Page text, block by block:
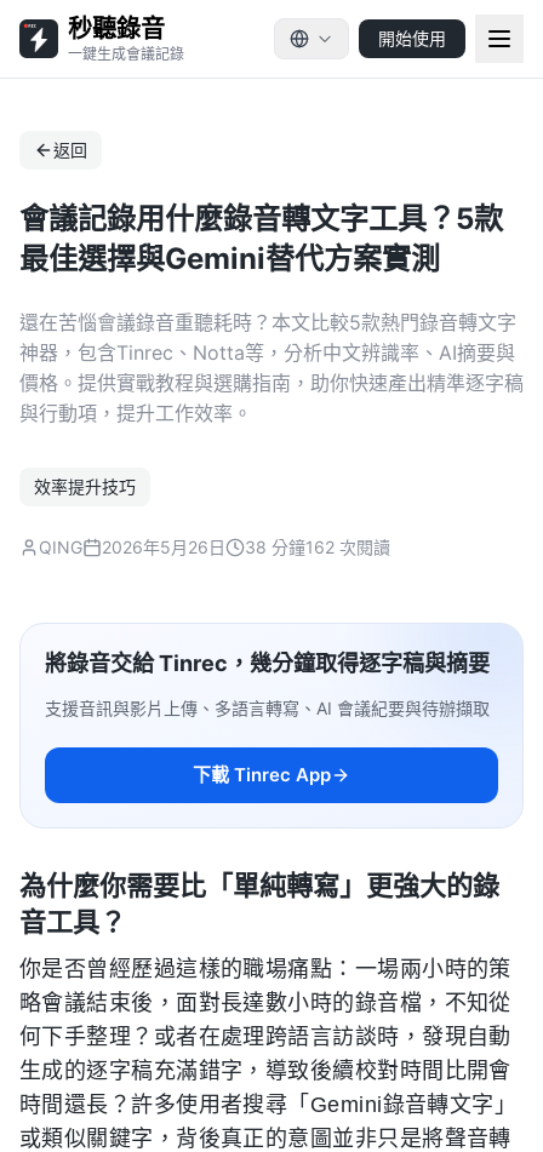
秒聽錄音
一鍵生成會議記錄
開始使用
返回
會議記錄用什麼錄音轉文字工具？5款
最佳選擇與Gemini替代方案實測
還在苦惱會議錄音重聽耗時？本文比較5款熱門錄音轉文字
神器，包含Tinrec、Notta等，分析中文辨識率、AI摘要與
價格。提供實戰教程與選購指南，助你快速產出精準逐字稿
與行動項，提升工作效率。
效率提升技巧
QING 2026年5月26日 38 分鐘162 次閱讀
將錄音交給 Tinrec，幾分鐘取得逐字稿與摘要
支援音訊與影片上傳、多語言轉寫、AI 會議紀要與待辦擷取
下載 Tinrec App
為什麼你需要比「單純轉寫」更強大的錄
音工具？
你是否曾經歷過這樣的職場痛點：一場兩小時的策
略會議結束後，面對長達數小時的錄音檔，不知從
何下手整理？或者在處理跨語言訪談時，發現自動
生成的逐字稿充滿錯字，導致後續校對時間比開會
時間還長？許多使用者搜尋「Gemini錄音轉文字」
或類似關鍵字，背後真正的意圖並非只是將聲音轉